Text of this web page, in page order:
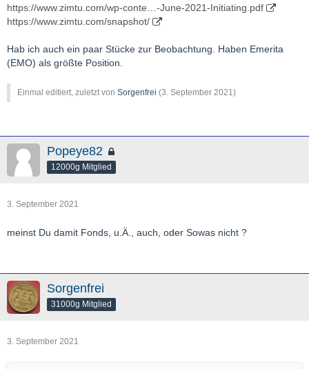
https://www.zimtu.com/wp-conte…-June-2021-Initiating.pdf
https://www.zimtu.com/snapshot/
Hab ich auch ein paar Stücke zur Beobachtung. Haben Emerita
(EMO) als größte Position.
Einmal editiert, zuletzt von Sorgenfrei (3. September 2021 )
Popeye82
12000g Mitglied
3. September 2021
meinst Du damit Fonds, u.Ä., auch, oder Sowas nicht ?
Sorgenfrei
31000g Mitglied
3. September 2021